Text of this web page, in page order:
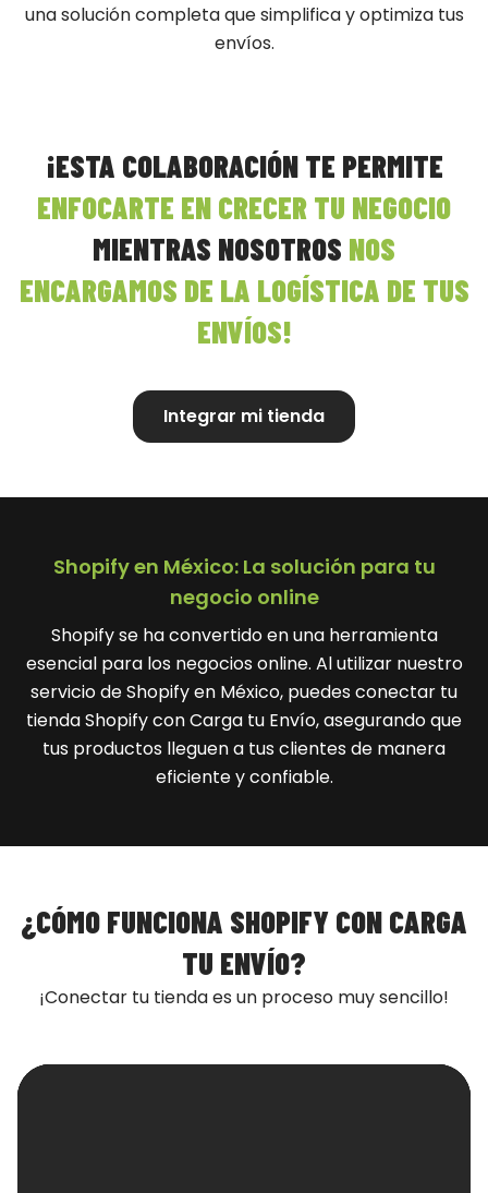
una solución completa que simplifica y optimiza tus
envíos.
¡ESTA COLABORACIÓN TE PERMITE
ENFOCARTE EN CRECER TU NEGOCIO
MIENTRAS NOSOTROS NOS
ENCARGAMOS DE LA LOGÍSTICA DE TUS
ENVÍOS!
Integrar mi tienda
Shopify en México: La solución para tu
negocio online
Shopify se ha convertido en una herramienta
esencial para los negocios online. Al utilizar nuestro
servicio de Shopify en México, puedes conectar tu
tienda Shopify con Carga tu Envío, asegurando que
tus productos lleguen a tus clientes de manera
eficiente y confiable.
¿CÓMO FUNCIONA SHOPIFY CON CARGA
TU ENVÍO?
¡Conectar tu tienda es un proceso muy sencillo!